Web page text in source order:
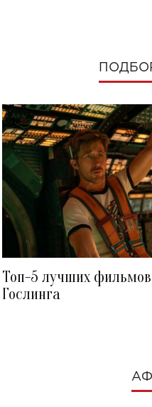
Топ-5 лучших
Гослинга